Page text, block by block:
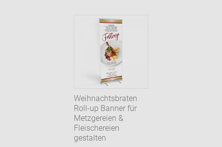
Weihnachtsbraten
Roll-up Banner für
Metzgereien &
Fleischereien
gestalten